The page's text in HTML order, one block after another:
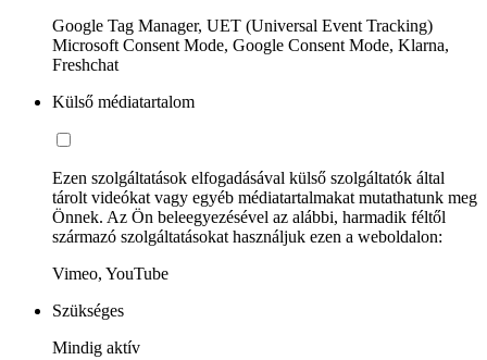
Google Tag Manager, UET (Universal Event Tracking)
Microsoft Consent Mode, Google Consent Mode, Klarna,
Freshchat
Külső médiatartalom
Ezen szolgáltatások elfogadásával külső szolgáltatók által
tárolt videókat vagy egyéb médiatartalmakat mutathatunk meg
Önnek. Az Ön beleegyezésével az alábbi, harmadik féltől
származó szolgáltatásokat használjuk ezen a weboldalon:
Vimeo, YouTube
Szükséges
Mindig aktív